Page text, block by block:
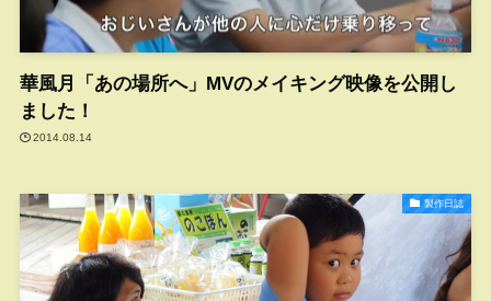
華風月「あの場所へ」MVのメイキング映像を公開し
ました！
2014.08.14
製作日誌